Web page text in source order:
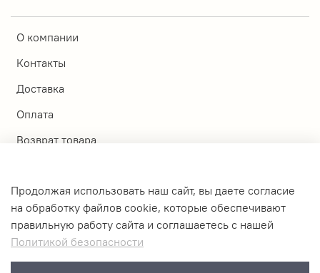
О компании
Контакты
Доставка
Оплата
Возврат товара
Личный кабинет
Оферта и политика конфиденциальности
Продолжая использовать наш сайт, вы даете согласие
на обработку файлов cookie, которые обеспечивают
правильную работу сайта и соглашаетесь с нашей
Политикой безопасности